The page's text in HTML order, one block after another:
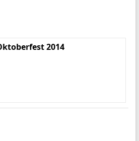
2014